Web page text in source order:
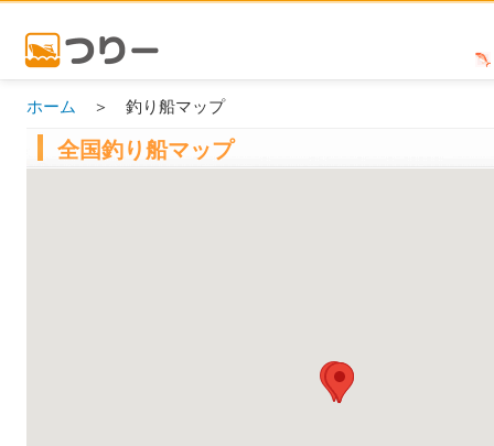
ホーム ＞ 釣り船マップ
全国釣り船マップ